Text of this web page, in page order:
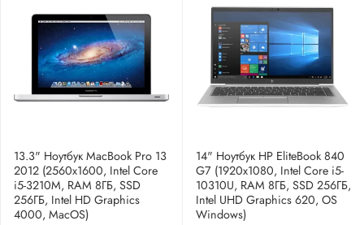
13.3" Ноутбук MacBook Pro 13
2012 (2560x1600, Intel Core
i5-3210M, RAM 8ГБ, SSD
256ГБ, Intel HD Graphics
4000, MacOS)
14" Ноутбук HP EliteBook 840
G7 (1920x1080, Intel Core i5-
10310U, RAM 8ГБ, SSD 256ГБ,
Intel UHD Graphics 620, OS
Windows)